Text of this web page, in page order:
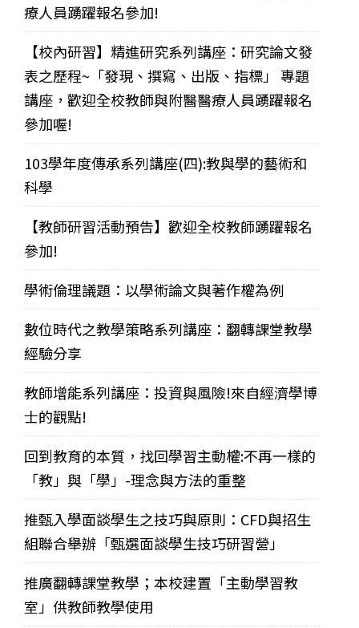
療人員踴躍報名參加!
【校內研習】精進研究系列講座：研究論文發
表之歷程~「發現、撰寫、出版、指標」 專題
講座，歡迎全校教師與附醫醫療人員踴躍報名
參加喔!
103學年度傳承系列講座(四):教與學的藝術和
科學
【教師研習活動預告】歡迎全校教師踴躍報名
參加!
學術倫理議題：以學術論文與著作權為例
數位時代之教學策略系列講座：翻轉課堂教學
經驗分享
教師增能系列講座：投資與風險!來自經濟學博
士的觀點!
回到教育的本質，找回學習主動權:不再一樣的
「教」與「學」-理念與方法的重整
推甄入學面談學生之技巧與原則：CFD與招生
組聯合舉辦「甄選面談學生技巧研習營」
推廣翻轉課堂教學；本校建置「主動學習教
室」供教師教學使用